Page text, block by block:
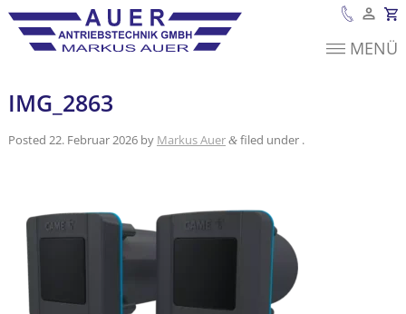
Es befinden sichMENÜ
IMG_2863
Posted 22. Februar 2026by Markus Auer &filed under .